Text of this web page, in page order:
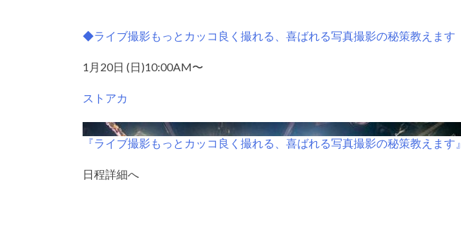
◆ライブ撮影もっとカッコ良く撮れる、喜ばれる写真撮影の秘策教えます
1月20日 (日)10:00AM〜
ストアカ
『ライブ撮影もっとカッコ良く撮れる、喜ばれる写真撮影の秘策教えます』
日程詳細へ